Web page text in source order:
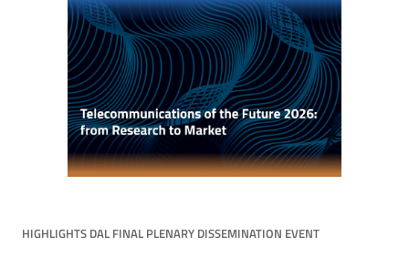
HIGHLIGHTS DAL FINAL PLENARY DISSEMINATION EVENT